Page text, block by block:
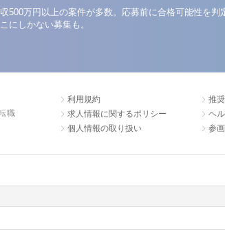
500万円以上の案件が多数。応募前に合格可能性を
にしかない募集も。
職
利用規約
求人情報に関するポリシー
個人情報の取り扱い
推
ヘ
参